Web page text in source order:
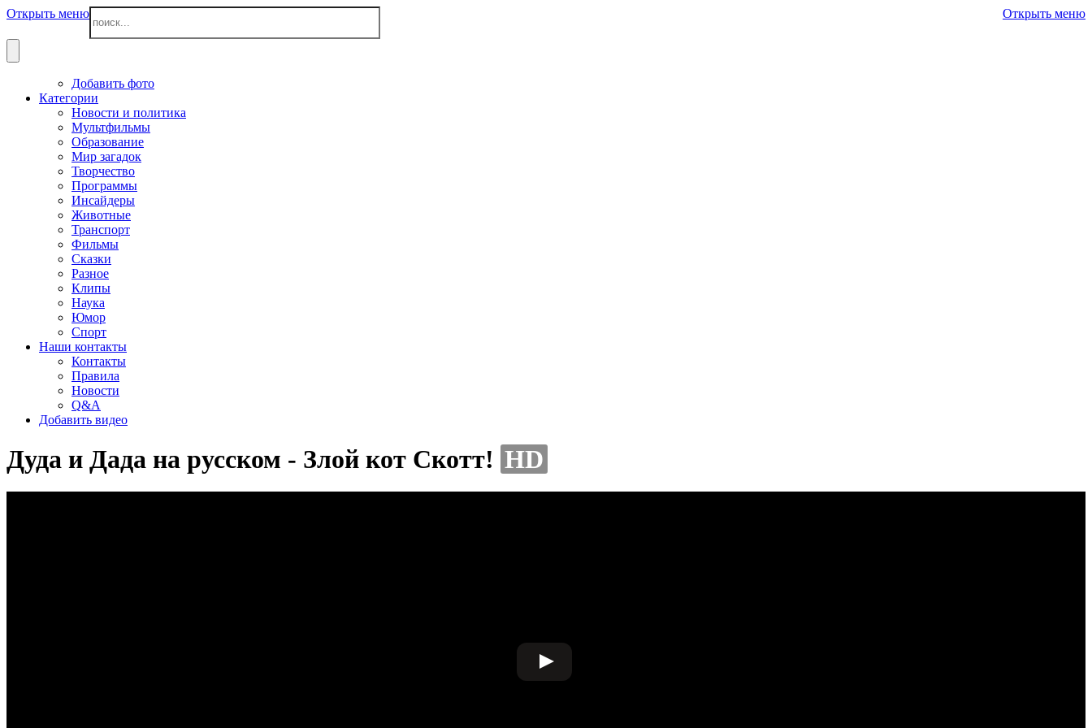
Открыть меню Открыть меню
Добавить фото
Категории
Новости и политика
Мультфильмы
Образование
Мир загадок
Творчество
Программы
Инсайдеры
Животные
Транспорт
Фильмы
Сказки
Разное
Клипы
Наука
Юмор
Спорт
Наши контакты
Контакты
Правила
Новости
Q&A
Добавить видео
Дуда и Дада на русском - Злой кот Скотт! HD